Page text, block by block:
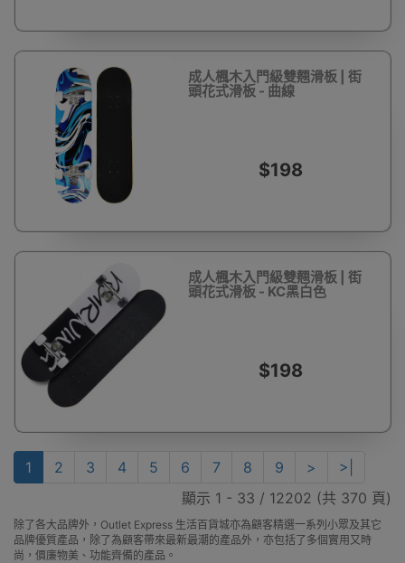
成人楓木入門級雙翹滑板 | 街
頭花式滑板 - 曲線
$198
成人楓木入門級雙翹滑板 | 街
頭花式滑板 - KC黑白色
$198
1 2 3 4 5 6 7 8 9 >
>|
顯示 1 - 33 / 12202 (共 370 頁)
除了各大品牌外，Outlet Express 生活百貨城亦為顧客精選一系列小眾及其它
品牌優質產品，除了為顧客帶來最新最潮的產品外，亦包括了多個實用又時
尚，價廉物美、功能齊備的產品。